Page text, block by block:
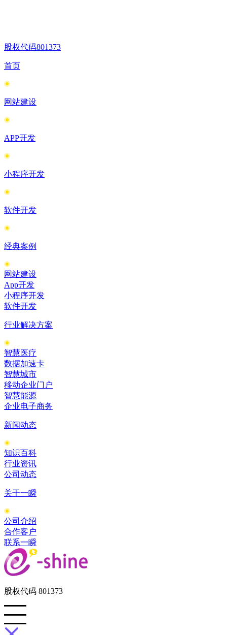
股权代码801373
首页
网站建设
APP开发
小程序开发
软件开发
经典案例
网站建设
App开发
小程序开发
软件开发
行业解决方案
智慧医疗
数据加速卡
智慧城市
移动企业门户
智慧能源
企业电子商务
新闻动态
知识百科
行业资讯
公司动态
关于一瞬
公司介绍
合作客户
联系一瞬
股权代码 801373